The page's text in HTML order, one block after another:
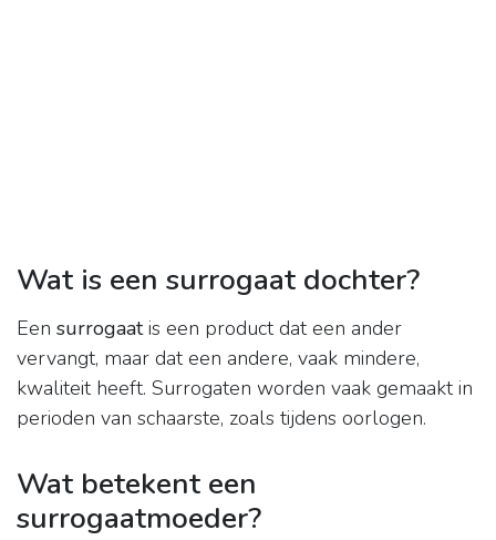
Wat is een surrogaat dochter?
Een surrogaatis een product dat een ander
vervangt, maar dat een andere, vaak mindere,
kwaliteit heeft. Surrogaten worden vaak gemaakt in
perioden van schaarste, zoals tijdens oorlogen.
Wat betekent een
surrogaatmoeder?